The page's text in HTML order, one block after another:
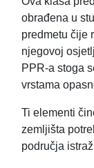
obrađena u
predmetu čije
njegovoj
PPR-a stoga
vrstama
Ti elementi
zemljišta
područja